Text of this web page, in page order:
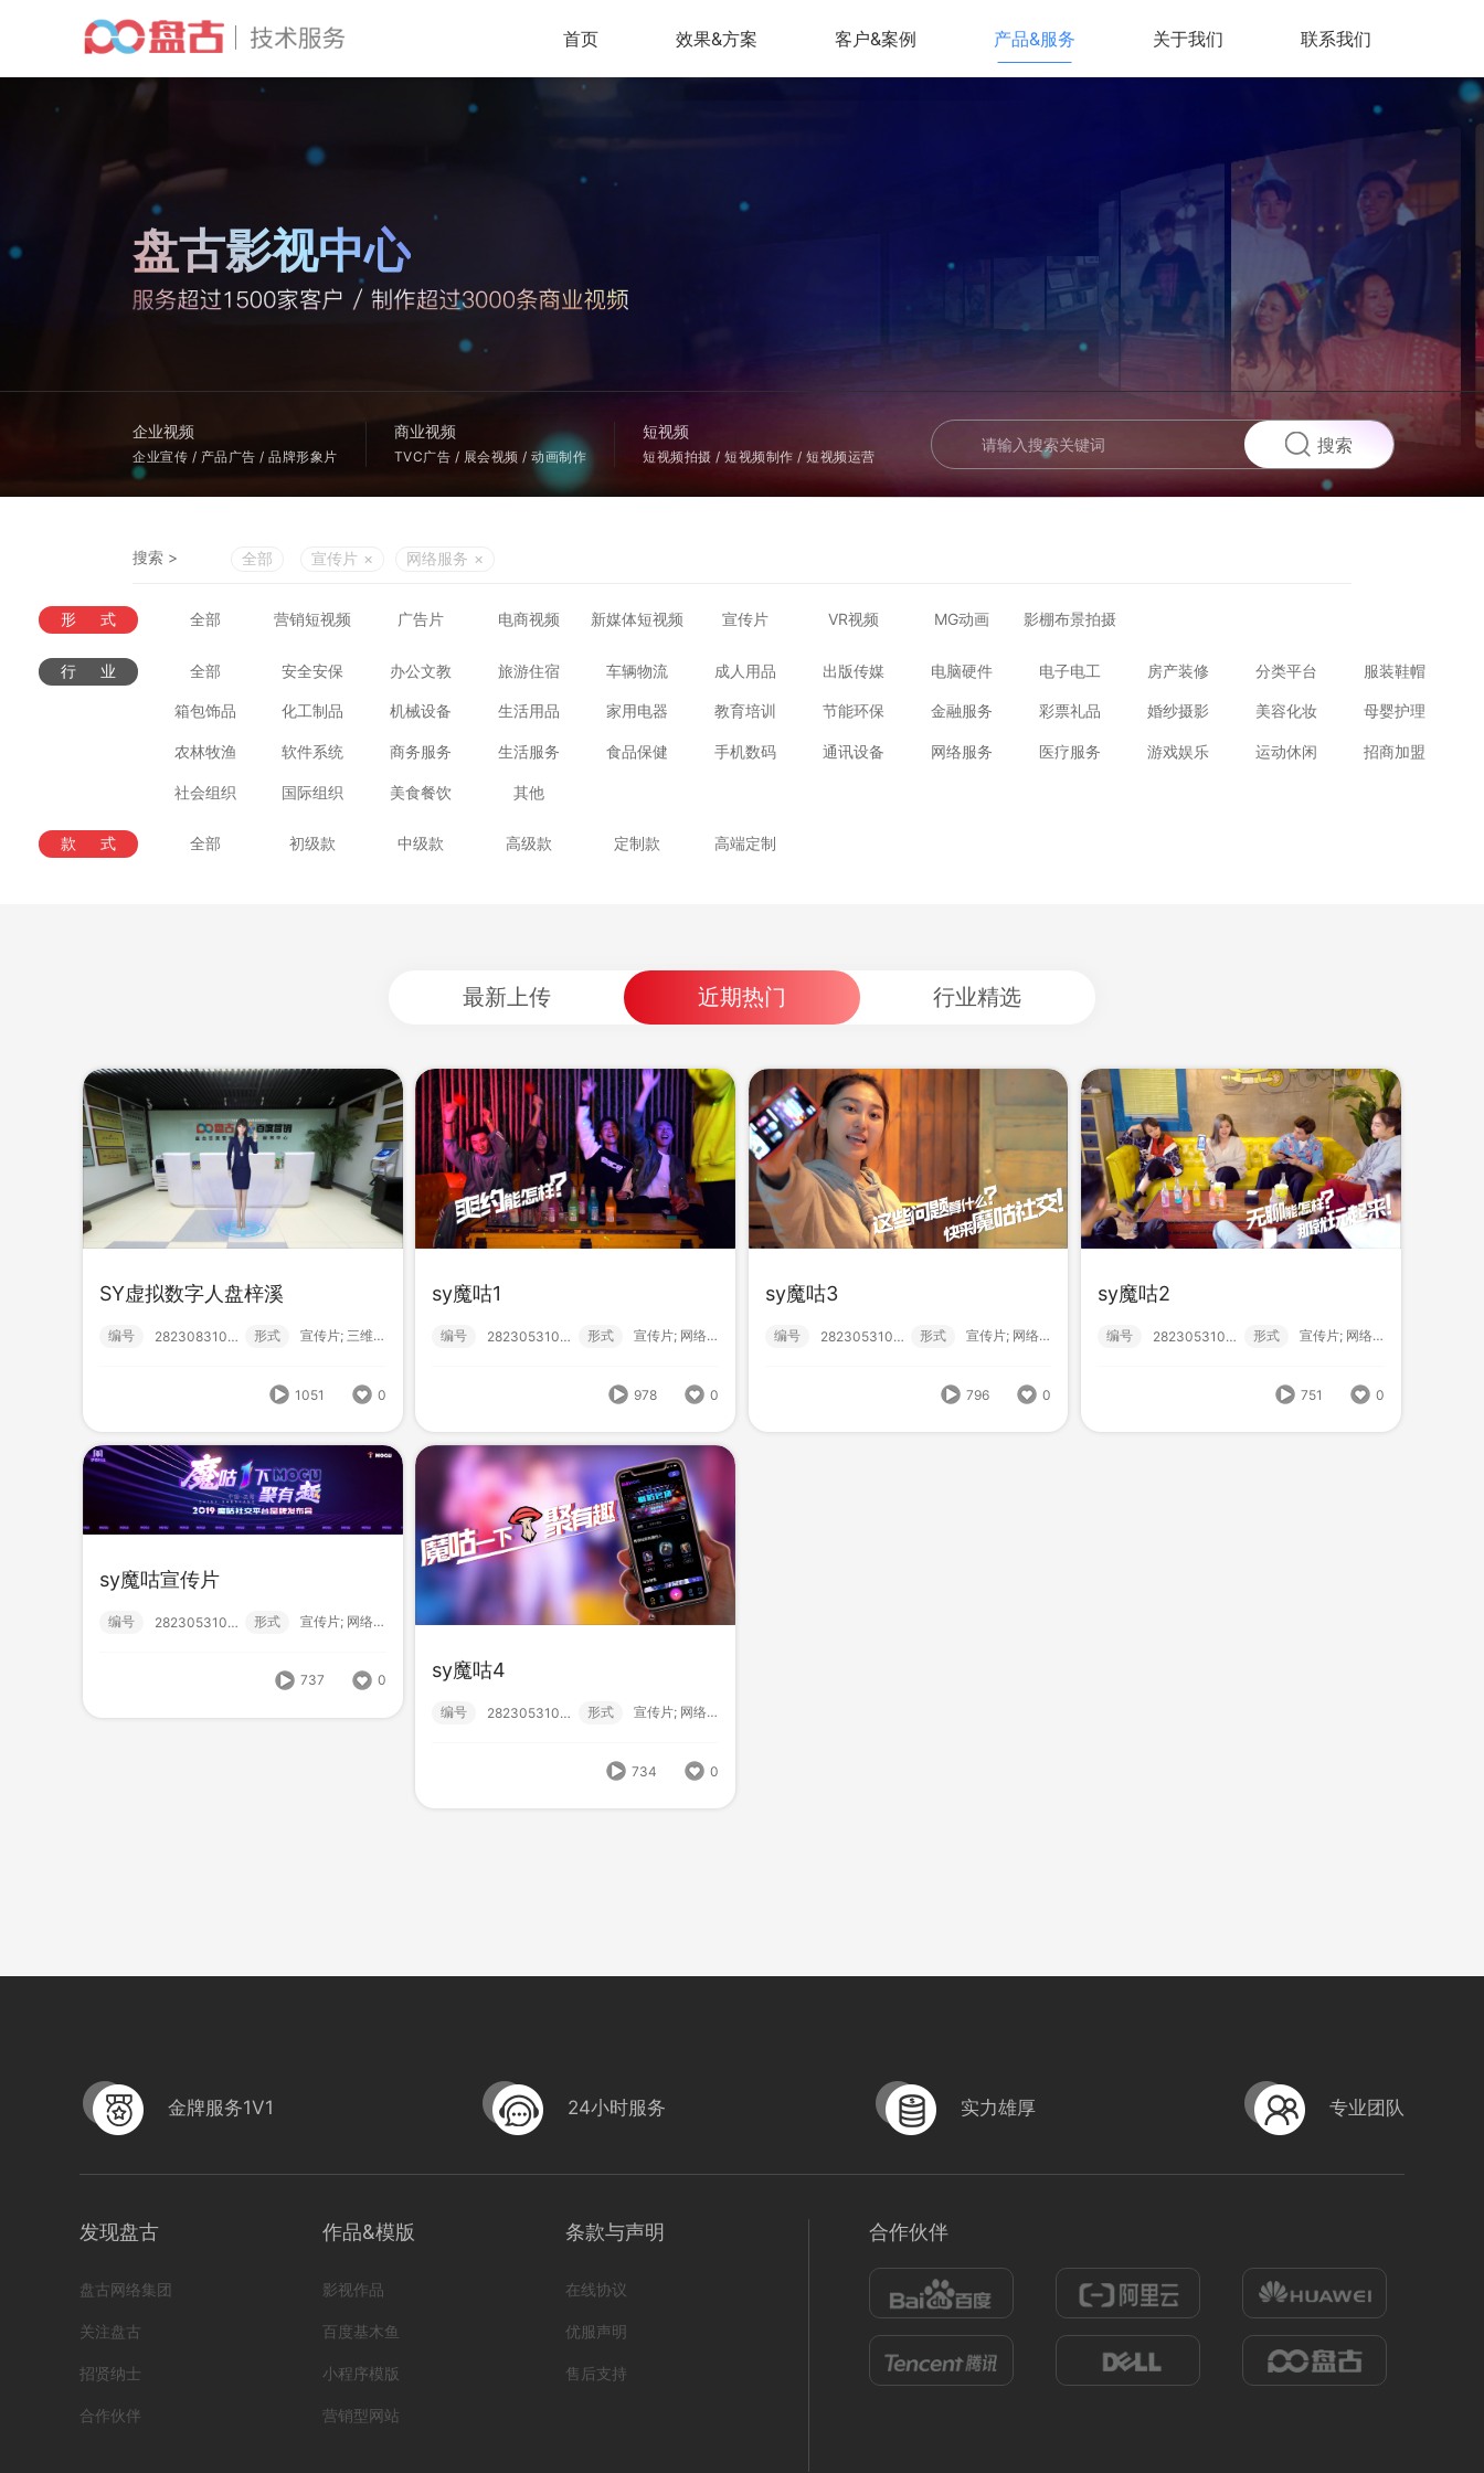
首页 效果&方案 客户&案例 产品&服务 关于我们 联系我们
盘古影视中心
企业视频
企业宣传 / 产品广告 / 品牌形象片
商业视频
TVC广告 / 展会视频 / 动画制作
短视频
短视频拍摄 / 短视频制作 / 短视频运营
搜索
搜索 > 全部 宣传片 × 网络服务 ×
形式 全部 营销短视频 广告片 电商视频 新媒体短视频 宣传片 VR视频 MG动画 影棚布景拍摄
行业 全部 安全安保 办公文教 旅游住宿 车辆物流 成人用品 出版传媒 电脑硬件 电子电工 房产装修 分类平台 服装鞋帽
箱包饰品 化工制品 机械设备 生活用品 家用电器 教育培训 节能环保 金融服务 彩票礼品 婚纱摄影 美容化妆 母婴护理
农林牧渔 软件系统 商务服务 生活服务 食品保健 手机数码 通讯设备 网络服务 医疗服务 游戏娱乐 运动休闲 招商加盟
社会组织 国际组织 美食餐饮 其他
款式 全部 初级款 中级款 高级款 定制款 高端定制
最新上传 近期热门 行业精选
SY虚拟数字人盘梓溪
0
sy魔咕宣传片
737 sy魔咕4 sy魔咕3
796
sy魔咕2 sy魔咕1
形式
SY虚拟数字人盘梓溪
编号 282308310000 形式 宣传片; 三维动画;
1051 0
sy魔咕1
编号 282305310000 形式 宣传片; 网络服务;
978 0
sy魔咕3
编号 282305310002 形式 宣传片; 网络服务;
796 0
sy魔咕2
编号 282305310001 形式 宣传片; 网络服务;
751 0
sy魔咕宣传片
编号 282305310004 形式 宣传片; 网络服务;
737 0 sy魔咕4
编号 282305310003 形式 宣传片; 网络服务;
734 0
编号 宣传片; 网络服务;
978
282305310001 形式
0
金牌服务1V1 24小时服务 实力雄厚 专业团队
发现盘古
盘古网络集团
关注盘古
招贤纳士
合作伙伴
作品&模版
影视作品
百度基木鱼
小程序模版
营销型网站
条款与声明
在线协议
优服声明
售后支持
合作伙伴